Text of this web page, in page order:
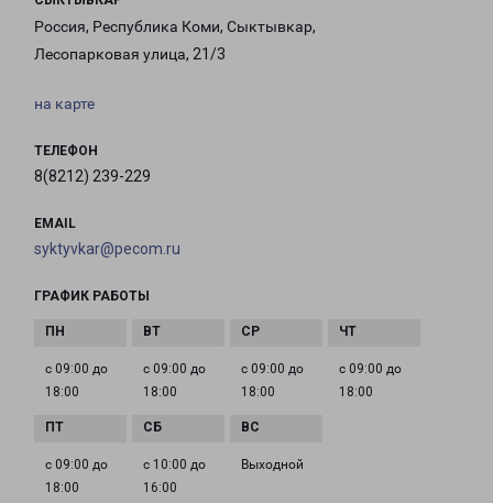
Россия, Республика Коми, Сыктывкар,
Лесопарковая улица, 21/3
на карте
ТЕЛЕФОН
8(8212) 239-229
EMAIL
syktyvkar@pecom.ru
ГРАФИК РАБОТЫ
с 09:00 до
18:00
с 09:00 до
18:00
с 09:00 до
18:00
с 09:00 до
18:00
с 09:00 до
18:00
с 10:00 до
16:00
Выходной